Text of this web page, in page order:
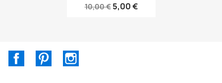
10,00 € 5,00 €
FacebookPinterest